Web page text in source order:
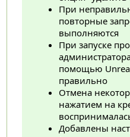
При
повторные
выполняются
При запуске
помощью
правильно
Отмена
нажатием на
Добавлены